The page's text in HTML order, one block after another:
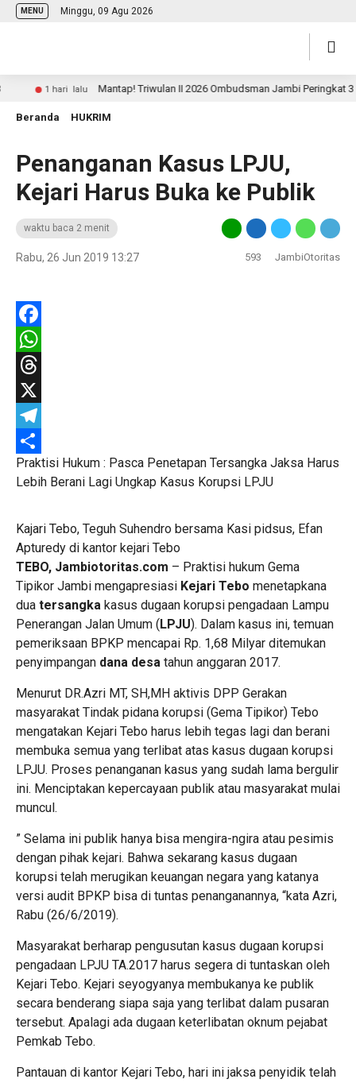
MENU Minggu, 09 Agu 2026
1 hari lalu Mantap! Triwulan II 2026 Ombudsman Jambi Peringkat 3
Beranda HUKRIM
Penanganan Kasus LPJU,
Kejari Harus Buka ke Publik
waktu baca 2 menit
Rabu, 26 Jun 2019 13:27 593 JambiOtoritas
Facebook
WhatsApp
Threads
X
Telegram
Share
Praktisi Hukum : Pasca Penetapan Tersangka Jaksa Harus
Lebih Berani Lagi Ungkap Kasus Korupsi LPJU
Kajari Tebo, Teguh Suhendro bersama Kasi pidsus, Efan
Apturedy di kantor kejari Tebo
TEBO, Jambiotoritas.com – Praktisi hukum Gema
Tipikor Jambi mengapresiasi Kejari Tebo menetapkana
dua tersangka kasus dugaan korupsi pengadaan Lampu
Penerangan Jalan Umum (LPJU). Dalam kasus ini, temuan
pemeriksaan BPKP mencapai Rp. 1,68 Milyar ditemukan
penyimpangan dana desa tahun anggaran 2017.
Menurut DR.Azri MT, SH,MH aktivis DPP Gerakan
masyarakat Tindak pidana korupsi (Gema Tipikor) Tebo
mengatakan Kejari Tebo harus lebih tegas lagi dan berani
membuka semua yang terlibat atas kasus dugaan korupsi
LPJU. Proses penanganan kasus yang sudah lama bergulir
ini. Menciptakan kepercayaan publik atau masyarakat mulai
muncul.
” Selama ini publik hanya bisa mengira-ngira atau pesimis
dengan pihak kejari. Bahwa sekarang kasus dugaan
korupsi telah merugikan keuangan negara yang katanya
versi audit BPKP bisa di tuntas penanganannya, “kata Azri,
Rabu (26/6/2019).
Masyarakat berharap pengusutan kasus dugaan korupsi
pengadaan LPJU TA.2017 harus segera di tuntaskan oleh
Kejari Tebo. Kejari seyogyanya membukanya ke publik
secara benderang siapa saja yang terlibat dalam pusaran
tersebut. Apalagi ada dugaan keterlibatan oknum pejabat
Pemkab Tebo.
Pantauan di kantor Kejari Tebo, hari ini jaksa penyidik telah